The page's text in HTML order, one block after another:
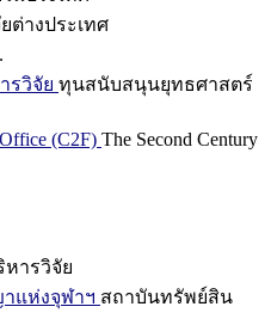
ต่างประเทศ
รวิจัย ทุนสนับสนุนยุทธศาสตร์
(C2F) The Second Century
ารวิจัย
แห่งจุฬาฯ สถาบันทรัพย์สิน